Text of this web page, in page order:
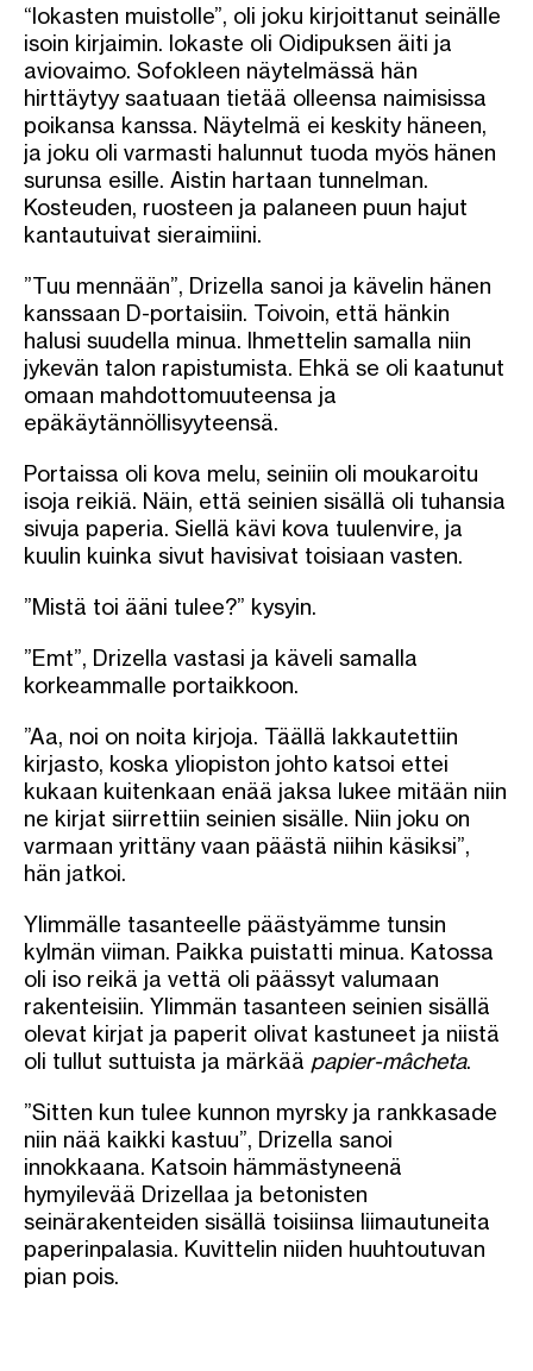
“Iokasten muistolle”, oli joku kirjoittanut seinälle
isoin kirjaimin. Iokaste oli Oidipuksen äiti ja
aviovaimo. Sofokleen näytelmässä hän
hirttäytyy saatuaan tietää olleensa naimisissa
poikansa kanssa. Näytelmä ei keskity häneen,
ja joku oli varmasti halunnut tuoda myös hänen
surunsa esille. Aistin hartaan tunnelman.
Kosteuden, ruosteen ja palaneen puun hajut
kantautuivat sieraimiini.
”Tuu mennään”, Drizella sanoi ja kävelin hänen
kanssaan D-portaisiin. Toivoin, että hänkin
halusi suudella minua. Ihmettelin samalla niin
jykevän talon rapistumista. Ehkä se oli kaatunut
omaan mahdottomuuteensa ja
epäkäytännöllisyyteensä.
Portaissa oli kova melu, seiniin oli moukaroitu
isoja reikiä. Näin, että seinien sisällä oli tuhansia
sivuja paperia. Siellä kävi kova tuulenvire, ja
kuulin kuinka sivut havisivat toisiaan vasten.
”Mistä toi ääni tulee?” kysyin.
”Emt”, Drizella vastasi ja käveli samalla
korkeammalle portaikkoon.
”Aa, noi on noita kirjoja. Täällä lakkautettiin
kirjasto, koska yliopiston johto katsoi ettei
kukaan kuitenkaan enää jaksa lukee mitään niin
ne kirjat siirrettiin seinien sisälle. Niin joku on
varmaan yrittäny vaan päästä niihin käsiksi”,
hän jatkoi.
Ylimmälle tasanteelle päästyämme tunsin
kylmän viiman. Paikka puistatti minua. Katossa
oli iso reikä ja vettä oli päässyt valumaan
rakenteisiin. Ylimmän tasanteen seinien sisällä
olevat kirjat ja paperit olivat kastuneet ja niistä
oli tullut suttuista ja märkää papier-mâcheta.
”Sitten kun tulee kunnon myrsky ja rankkasade
niin nää kaikki kastuu”, Drizella sanoi
innokkaana. Katsoin hämmästyneenä
hymyilevää Drizellaa ja betonisten
seinärakenteiden sisällä toisiinsa liimautuneita
paperinpalasia. Kuvittelin niiden huuhtoutuvan
pian pois.